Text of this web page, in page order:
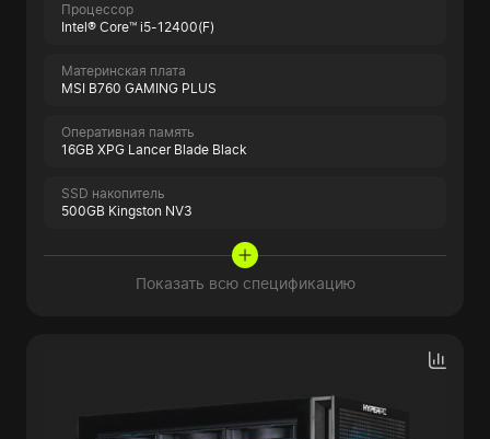
Процессор
Intel® Core™ i5-12400(F)
Материнская плата
MSI B760 GAMING PLUS
Оперативная память
16GB XPG Lancer Blade Black
SSD накопитель
500GB Kingston NV3
Показать всю спецификацию